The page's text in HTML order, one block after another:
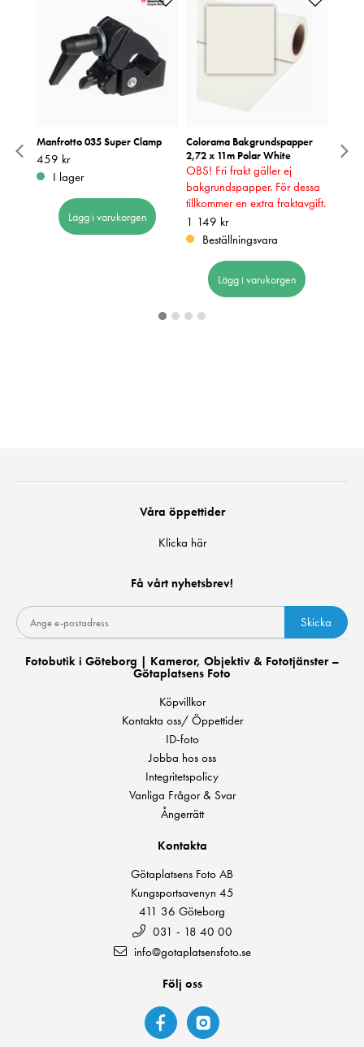
Manfrotto 035 Super Clamp
Pris: 459 kr
459 kr
I lager
Lägg i varukorgen
Colorama Bakgrundspapper
2,72 x 11m Polar White
OBS! Fri frakt gäller ej
bakgrundspapper. För dessa
tillkommer en extra fraktavgift.
Pris:1 149 kr
1 149 kr
Beställningsvara
Lägg i varukorgen
Våra öppettider
Klicka här
Få vårt nyhetsbrev!
Skicka
Fotobutik i Göteborg | Kameror, Objektiv & Fototjänster –
Götaplatsens Foto
Köpvillkor
Kontakta oss/ Öppettider
ID-foto
Jobba hos oss
Integritetspolicy
Vanliga Frågor & Svar
Ångerrätt
Kontakta
Götaplatsens Foto AB
Kungsportsavenyn 45
411 36 Göteborg
031 - 18 40 00
info@gotaplatsensfoto.se
Följ oss